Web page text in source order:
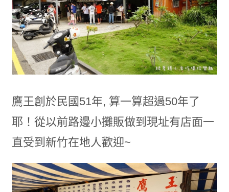
鷹王創於民國51年, 算一算超過50年了
耶！從以前路邊小攤販做到現址有店面一
直受到新竹在地人歡迎~